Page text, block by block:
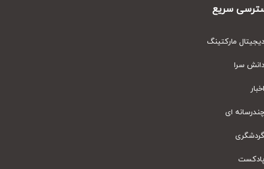
سریع
مارکتینگ
سرا
ای